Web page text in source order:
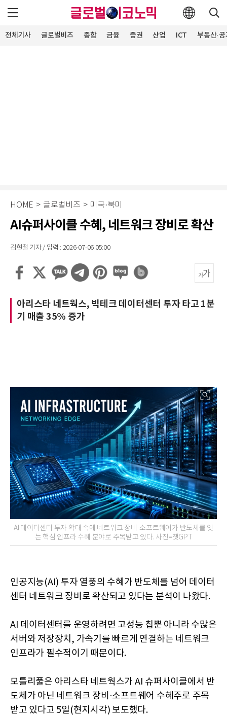
전체기사 글로벌비즈 종합 금융 증권 산업 ICT 부동산·
HOME > 글로벌비즈 > 미국·북미
AI슈퍼사이클 수혜, 네트워크 장비로 확산
김현철 기자 / 입력 : 2026-07-06 05:00
아리스타 네트웍스, 빅테크 데이터센터 투자 타고 1분
기 매출 35% 증가
AI 데이터센터 투자 확대 속에 네트워크 장비·소프트웨어가 반도체를 잇
는 핵심 인프라 수혜 분야로 주목받고 있다. 사진=챗GPT
인공지능(AI) 투자 열풍의 수혜가 반도체를 넘어 데이터
센터 네트워크 장비로 확산되고 있다는 분석이 나왔다.
AI 데이터센터를 운영하려면 고성능 칩뿐 아니라 수많은
서버와 저장장치, 가속기를 빠르게 연결하는 네트워크
인프라가 필수적이기 때문이다.
모틀리풀은 아리스타 네트웍스가 AI 슈퍼사이클에서 반
도체가 아닌 네트워크 장비·소프트웨어 수혜주로 주목
받고 있다고 5일(현지시각) 보도했다.